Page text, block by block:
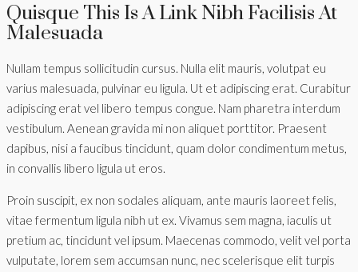
Quisque This Is A Link Nibh Facilisis At
Malesuada
Nullam tempus sollicitudin cursus. Nulla elit mauris, volutpat eu
varius malesuada, pulvinar eu ligula. Ut et adipiscing erat. Curabitur
adipiscing erat vel libero tempus congue. Nam pharetra interdum
vestibulum. Aenean gravida mi non aliquet porttitor. Praesent
dapibus, nisi a faucibus tincidunt, quam dolor condimentum metus,
in convallis libero ligula ut eros.
Proin suscipit, ex non sodales aliquam, ante mauris laoreet felis,
vitae fermentum ligula nibh ut ex. Vivamus sem magna, iaculis ut
pretium ac, tincidunt vel ipsum. Maecenas commodo, velit vel porta
vulputate, lorem sem accumsan nunc, nec scelerisque elit turpis